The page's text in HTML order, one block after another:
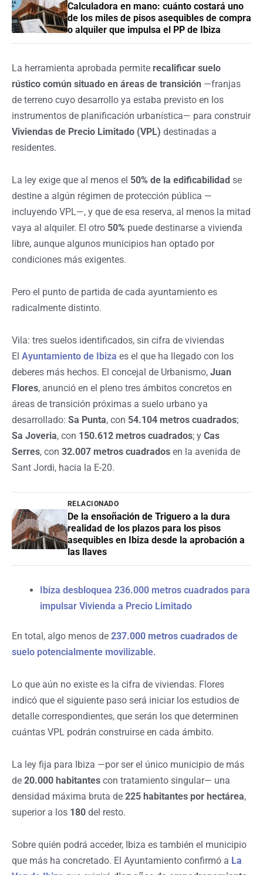
Calculadora en mano: cuánto costará uno
de los miles de pisos asequibles de compra
o alquiler que impulsa el PP de Ibiza
La herramienta aprobada permite recalificar suelo
rústico común situado en áreas de transición —franjas
de terreno cuyo desarrollo ya estaba previsto en los
instrumentos de planificación urbanística— para construir
Viviendas de Precio Limitado (VPL) destinadas a
residentes.
La ley exige que al menos el 50% de la edificabilidad se
destine a algún régimen de protección pública —
incluyendo VPL—, y que de esa reserva, al menos la mitad
vaya al alquiler. El otro 50% puede destinarse a vivienda
libre, aunque algunos municipios han optado por
condiciones más exigentes.
Pero el punto de partida de cada ayuntamiento es
radicalmente distinto.
Vila: tres suelos identificados, sin cifra de viviendas
El Ayuntamiento de Ibiza es el que ha llegado con los
deberes más hechos. El concejal de Urbanismo, Juan
Flores, anunció en el pleno tres ámbitos concretos en
áreas de transición próximas a suelo urbano ya
desarrollado: Sa Punta, con 54.104 metros cuadrados;
Sa Joveria, con 150.612 metros cuadrados; y Cas
Serres, con 32.007 metros cuadrados en la avenida de
Sant Jordi, hacia la E-20.
RELACIONADO
De la ensoñación de Triguero a la dura
realidad de los plazos para los pisos
asequibles en Ibiza desde la aprobación a
las llaves
Ibiza desbloquea 236.000 metros cuadrados para
impulsar Vivienda a Precio Limitado
En total, algo menos de 237.000 metros cuadrados de
suelo potencialmente movilizable.
Lo que aún no existe es la cifra de viviendas. Flores
indicó que el siguiente paso será iniciar los estudios de
detalle correspondientes, que serán los que determinen
cuántas VPL podrán construirse en cada ámbito.
La ley fija para Ibiza —por ser el único municipio de más
de 20.000 habitantes con tratamiento singular— una
densidad máxima bruta de 225 habitantes por hectárea,
superior a los 180 del resto.
Sobre quién podrá acceder, Ibiza es también el municipio
que más ha concretado. El Ayuntamiento confirmó a La